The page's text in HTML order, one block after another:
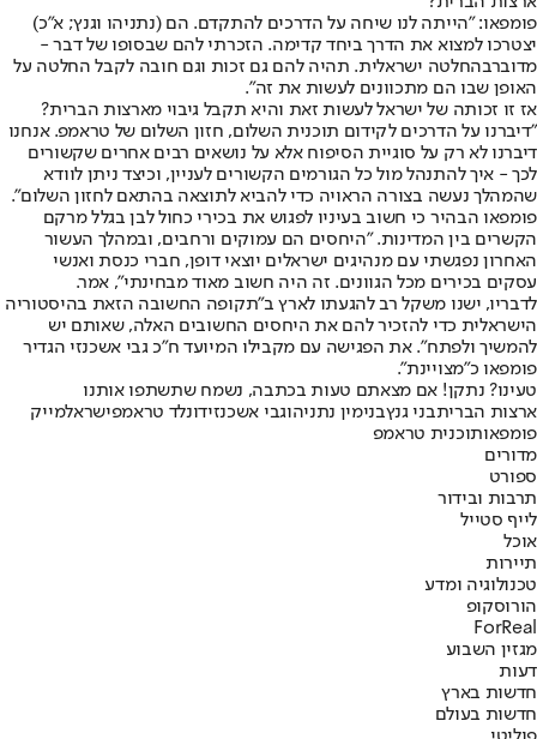
פומפאו: "הייתה לנו שיחה על הדרכים להתקדם. הם (נתניהו וגנץ; א"כ)
יצטרכו למצוא את הדרך ביחד קדימה. הזכרתי להם שבסופו של דבר -
מדוברבהחלטה ישראלית. תהיה להם גם זכות וגם חובה לקבל החלטה על
האופן שבו הם מתכוונים לעשות את זה".
אז זו זכותה של ישראל לעשות זאת והיא תקבל גיבוי מארצות הברית?
"דיברנו על הדרכים לקידום תוכנית השלום, חזון השלום של טראמפ. אנחנו
דיברנו לא רק על סוגיית הסיפוח אלא על נושאים רבים אחרים שקשורים
לכך - איך להתנהל מול כל הגורמים הקשורים לעניין, וכיצד ניתן לוודא
שהמהלך נעשה בצורה הראויה כדי להביא לתוצאה בהתאם לחזון השלום".
פומפאו הבהיר כי חשוב בעיניו לפגוש את בכירי כחול לבן בגלל מרקם
הקשרים בין המדינות. "היחסים הם עמוקים ורחבים, ובמהלך העשור
האחרון נפגשתי עם מנהיגים ישראלים יוצאי דופן, חברי כנסת ואנשי
עסקים בכירים מכל הגוונים. זה היה חשוב מאוד מבחינתי", אמר.
לדבריו, ישנו משקל רב להגעתו לארץ ב"תקופה החשובה הזאת בהיסטוריה
הישראלית כדי להזכיר להם את היחסים החשובים האלה, שאותם יש
להמשיך ולפתח". את הפגישה עם מקבילו המיועד ח"כ גבי אשכנזי הגדיר
פומפאו כ"מצויינת".
טעינו? נתקן! אם מצאתם טעות בכתבה, נשמח שתשתפו אותנו
ארצות הבריתבני גנץבנימין נתניהוגבי אשכנזידונלד טראמפישראלמייק
פומפאותוכנית טראמפ
מדורים
ספורט
תרבות ובידור
לייף סטייל
אוכל
תיירות
טכנולוגיה ומדע
הורוסקופ
ForReal
מגזין השבוע
דעות
חדשות בארץ
חדשות בעולם